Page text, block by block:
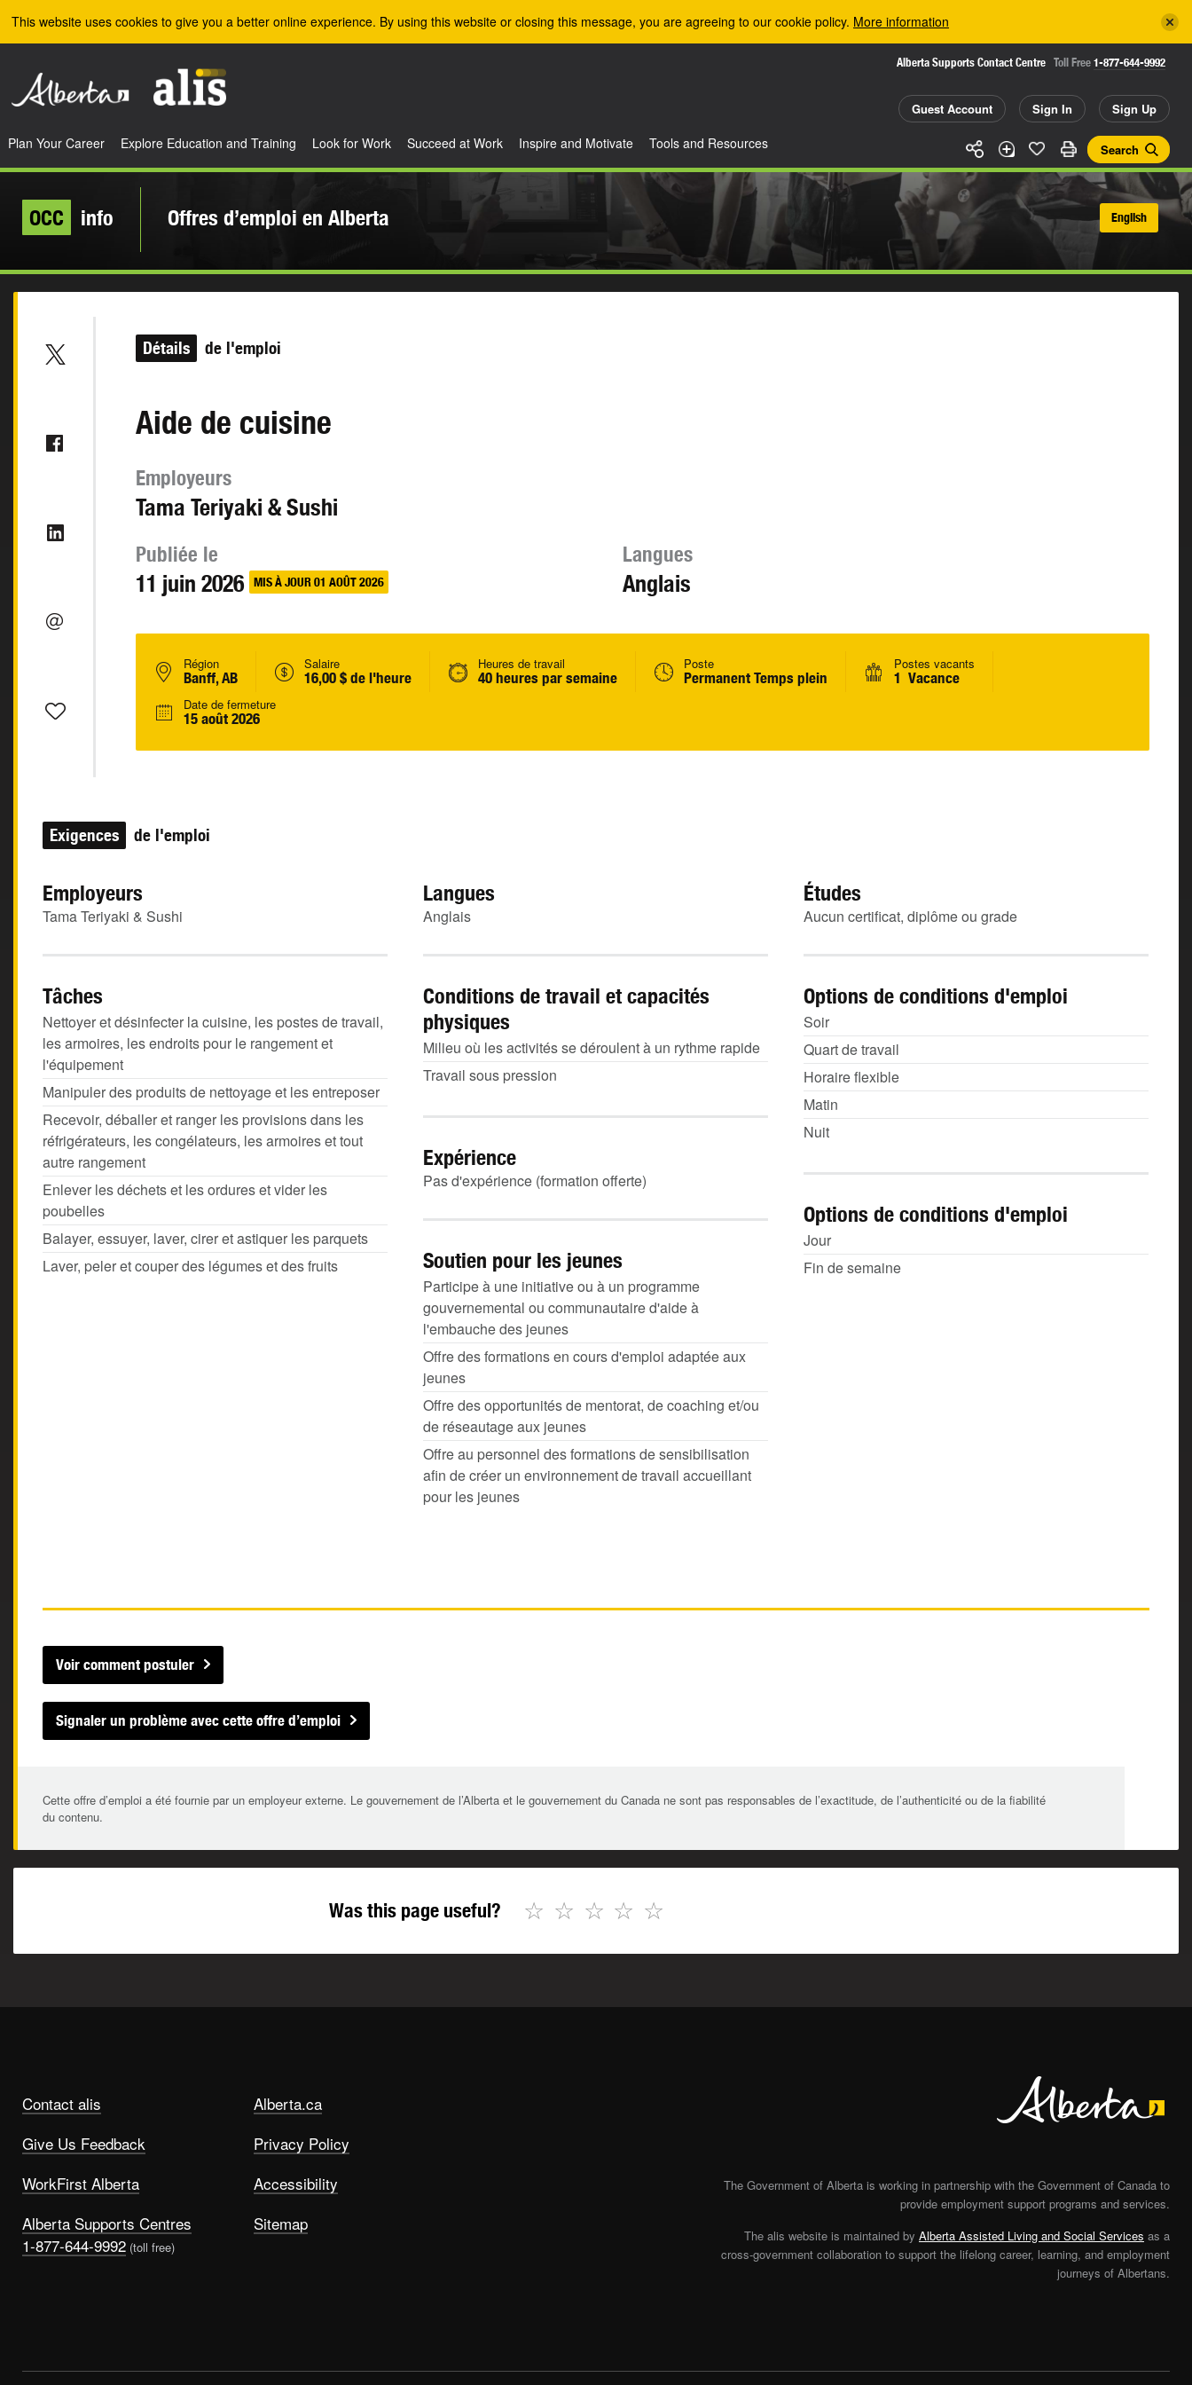
This website uses cookies to give you a better online experience. By using this website or closing this message, you are agreeing to our cookie policy. More information
Alberta Supports Contact Centre Toll Free 1-877-644-9992
Guest Account Sign In Sign Up
Search
Plan Your Career Explore Education and Training Look for Work Succeed at Work Inspire and Motivate Tools and Resources
OCC info Offres d’emploi en Alberta English
Détails de l'emploi
Aide de cuisine
Employeurs
Tama Teriyaki & Sushi
Publiée le
11 juin 2026 MIS À JOUR 01 AOÛT 2026
Langues
Anglais
Région
Banff, AB
Salaire
16,00 $ de l'heure
Heures de travail
40 heures par semaine
Poste
Permanent Temps plein
Postes vacants
1 Vacance
Date de fermeture
15 août 2026
Exigences de l'emploi
Employeurs
Tama Teriyaki & Sushi
Langues
Anglais
Études
Aucun certificat, diplôme ou grade
Tâches
Nettoyer et désinfecter la cuisine, les postes de travail,
les armoires, les endroits pour le rangement et
l'équipement
Manipuler des produits de nettoyage et les entreposer
Recevoir, déballer et ranger les provisions dans les
réfrigérateurs, les congélateurs, les armoires et tout
autre rangement
Enlever les déchets et les ordures et vider les
poubelles
Balayer, essuyer, laver, cirer et astiquer les parquets
Laver, peler et couper des légumes et des fruits
Conditions de travail et capacités
physiques
Milieu où les activités se déroulent à un rythme rapide
Travail sous pression
Options de conditions d'emploi
Soir
Quart de travail
Horaire flexible
Matin
Nuit
Expérience
Pas d'expérience (formation offerte)
Options de conditions d'emploi
Jour
Fin de semaine
Soutien pour les jeunes
Participe à une initiative ou à un programme
gouvernemental ou communautaire d'aide à
l'embauche des jeunes
Offre des formations en cours d'emploi adaptée aux
jeunes
Offre des opportunités de mentorat, de coaching et/ou
de réseautage aux jeunes
Offre au personnel des formations de sensibilisation
afin de créer un environnement de travail accueillant
pour les jeunes
Voir comment postuler
Signaler un problème avec cette offre d’emploi
Cette offre d’emploi a été fournie par un employeur externe. Le gouvernement de l’Alberta et le gouvernement du Canada ne sont pas responsables de l’exactitude, de l’authenticité ou de la fiabilité
du contenu.
Was this page useful? ☆
☆
☆
☆
☆
Contact alis
Give Us Feedback
WorkFirst Alberta
Alberta Supports Centres
1-877-644-9992 (toll free)
Alberta.ca
Privacy Policy
Accessibility
Sitemap
The Government of Alberta is working in partnership with the Government of Canada to
provide employment support programs and services.
The alis website is maintained by Alberta Assisted Living and Social Services as a
cross-government collaboration to support the lifelong career, learning, and employment
journeys of Albertans.